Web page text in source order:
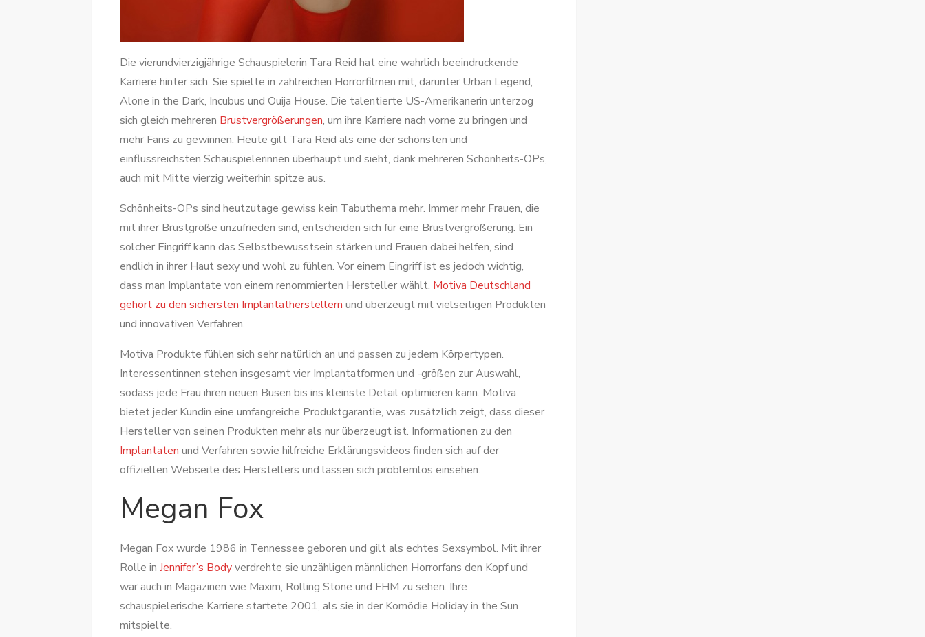
Die vierundvierzigjährige Schauspielerin Tara Reid hat eine wahrlich beeindruckende
Karriere hinter sich. Sie spielte in zahlreichen Horrorfilmen mit, darunter Urban Legend,
Alone in the Dark, Incubus und Ouija House. Die talentierte US-Amerikanerin unterzog
sich gleich mehreren Brustvergrößerungen, um ihre Karriere nach vorne zu bringen und
mehr Fans zu gewinnen. Heute gilt Tara Reid als eine der schönsten und
einflussreichsten Schauspielerinnen überhaupt und sieht, dank mehreren Schönheits-OPs,
auch mit Mitte vierzig weiterhin spitze aus.
Schönheits-OPs sind heutzutage gewiss kein Tabuthema mehr. Immer mehr Frauen, die
mit ihrer Brustgröße unzufrieden sind, entscheiden sich für eine Brustvergrößerung. Ein
solcher Eingriff kann das Selbstbewusstsein stärken und Frauen dabei helfen, sind
endlich in ihrer Haut sexy und wohl zu fühlen. Vor einem Eingriff ist es jedoch wichtig,
dass man Implantate von einem renommierten Hersteller wählt. Motiva Deutschland
gehört zu den sichersten Implantatherstellern und überzeugt mit vielseitigen Produkten
und innovativen Verfahren.
Motiva Produkte fühlen sich sehr natürlich an und passen zu jedem Körpertypen.
Interessentinnen stehen insgesamt vier Implantatformen und -größen zur Auswahl,
sodass jede Frau ihren neuen Busen bis ins kleinste Detail optimieren kann. Motiva
bietet jeder Kundin eine umfangreiche Produktgarantie, was zusätzlich zeigt, dass dieser
Hersteller von seinen Produkten mehr als nur überzeugt ist. Informationen zu den
Implantaten und Verfahren sowie hilfreiche Erklärungsvideos finden sich auf der
offiziellen Webseite des Herstellers und lassen sich problemlos einsehen.
Megan Fox
Megan Fox wurde 1986 in Tennessee geboren und gilt als echtes Sexsymbol. Mit ihrer
Rolle inJennifer’s Bodyverdrehte sie unzähligen männlichen Horrorfans den Kopf und
war auch in Magazinen wie Maxim, Rolling Stone und FHM zu sehen. Ihre
schauspielerische Karriere startete 2001, als sie in der Komödie Holiday in the Sun
mitspielte.